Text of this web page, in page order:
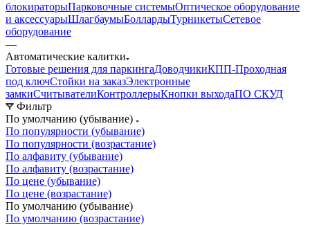
блокираторыПарковочные системыОптическое оборудование
и аксессуарыШлагбаумыБоллардыТурникетыСетевое
оборудование
—
Автоматические калитки
Готовые решения для паркингаДоводчикиКПП-Проходная
под ключСтойки на заказЭлектронные
замкиСчитывателиКонтроллерыКнопки выходаПО СКУД
Фильтр
По умолчанию (убывание)
По популярности (убывание)
По популярности (возрастание)
По алфавиту (убывание)
По алфавиту (возрастание)
По цене (убывание)
По цене (возрастание)
По умолчанию (убывание)
По умолчанию (возрастание)